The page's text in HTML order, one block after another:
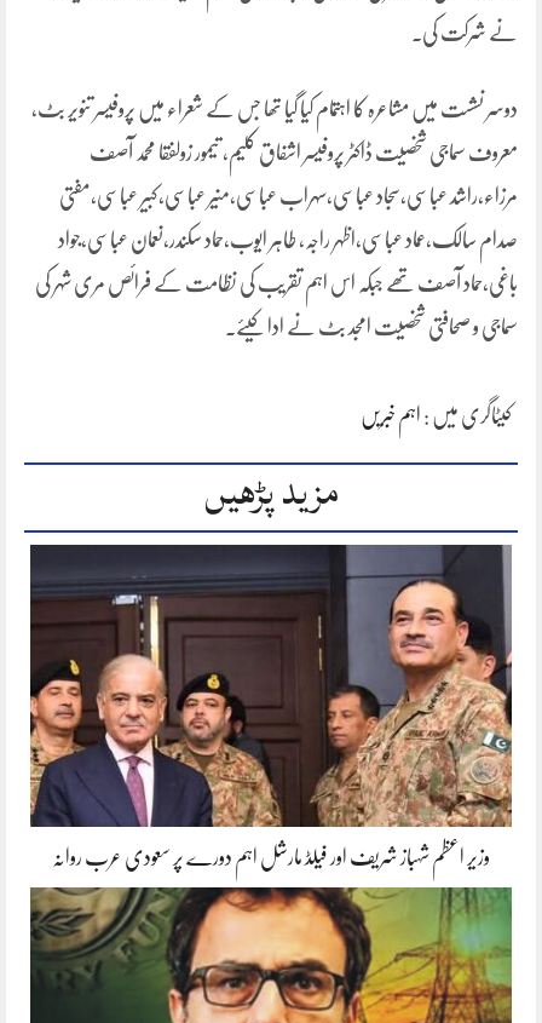
نے شرکت کی۔
دوسر نشست میں مشاعرہ کا اہتمام کیا گیا تھا جس کے شعراء میں پروفیسر تنویر بٹ،
معروف سماجی شخصیت ڈاکٹر پروفیسر اشفاق کلیم، تیمور زولفقا محمد آصف
مرزاء،راشد عباسی،سجاد عباسی،سہراب عباسی،منیر عباسی،کبیر عباسی،مفتی
صدام سالک،عماد عباسی،اظہر راجہ، طاہر ایوب،حماد سکندر،نعمان عباسی،جواد
باغی،حماد آصف تھے جبکہ اس اہم تقریب کی نظامت کے فرائص مری شہر کی
سماجی و صحافتی شخصیت امجد بٹ نے ادا کیئے۔
کیٹاگری میں : اہم خبریں
مزید پڑھیں
وزیر اعظم شہباز شریف اور فیلڈ مارشل اہم دورے پر سعودی عرب روانہ